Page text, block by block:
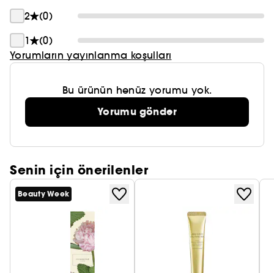
2
(0)
1
(0)
Yorumların yayınlanma koşulları
Bu ürünün henüz yorumu yok.
Yorumu gönder
Senin için önerilenler
Beauty Week